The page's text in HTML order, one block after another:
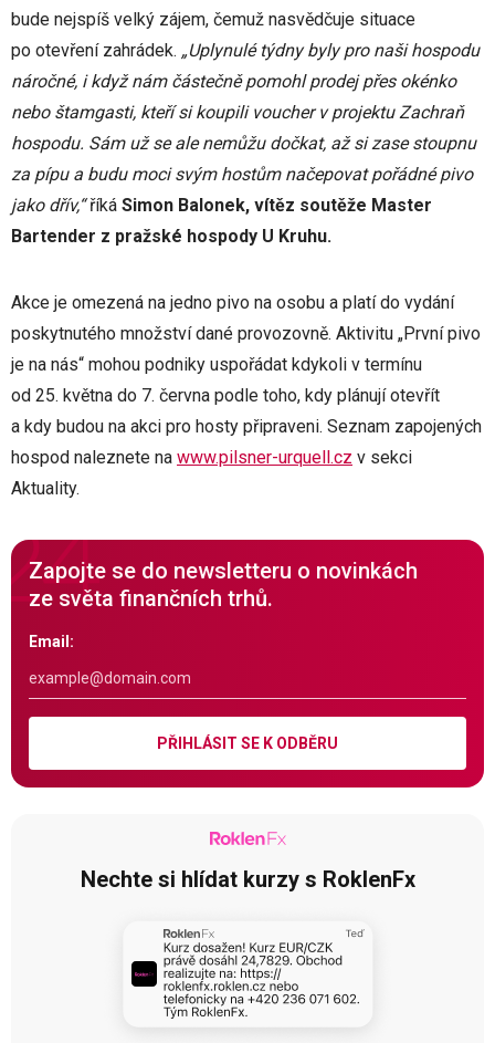
bude nejspíš velký zájem, čemuž nasvědčuje situace
po otevření zahrádek. „Uplynulé týdny byly pro naši hospodu
náročné, i když nám částečně pomohl prodej přes okénko
nebo štamgasti, kteří si koupili voucher v projektu Zachraň
hospodu. Sám už se ale nemůžu dočkat, až si zase stoupnu
za pípu a budu moci svým hostům načepovat pořádné pivo
jako dřív,“říká Simon Balonek, vítěz soutěže Master
Bartender z pražské hospody U Kruhu.
Akce je omezená na jedno pivo na osobu a platí do vydání
poskytnutého množství dané provozovně. Aktivitu „První pivo
je na nás“ mohou podniky uspořádat kdykoli v termínu
od 25. května do 7. června podle toho, kdy plánují otevřít
a kdy budou na akci pro hosty připraveni. Seznam zapojených
hospod naleznete na www.pilsner-urquell.cz v sekci
Aktuality.
Zapojte se do newsletteru o novinkách
ze světa finančních trhů.
Email:
PŘIHLÁSIT SE K ODBĚRU
Nechte si hlídat kurzy s RoklenFx